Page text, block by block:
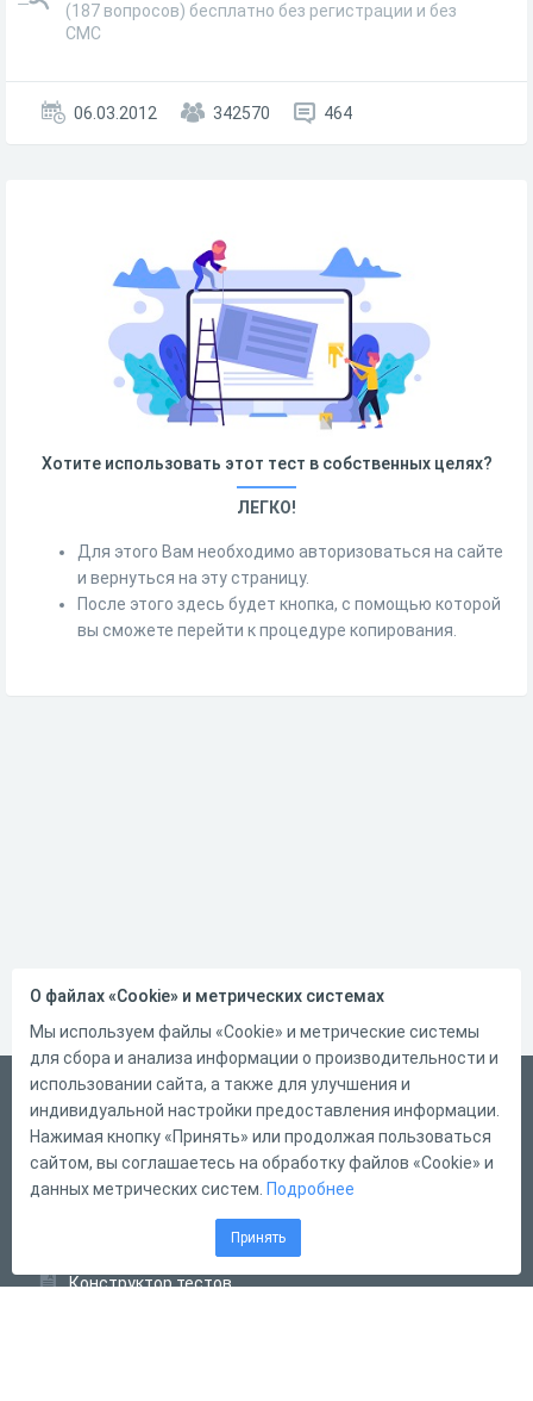
(187 вопросов) бесплатно без регистрации и без
СМС
06.03.2012 342570 464
Хотите использовать этот тест в собственных целях?
ЛЕГКО!
Для этого Вам необходимо авторизоваться на сайте
и вернуться на эту страницу.
После этого здесь будет кнопка, с помощью которой
вы сможете перейти к процедуре копирования.
Русский
Справка
Форма обратной связи
Конструктор тестов
О файлах «Cookie» и метрических системах
Мы используем файлы «Cookie» и метрические системы
для сбора и анализа информации о производительности и
использовании сайта, а также для улучшения и
индивидуальной настройки предоставления информации.
Нажимая кнопку «Принять» или продолжая пользоваться
сайтом, вы соглашаетесь на обработку файлов «Cookie» и
данных метрических систем. Подробнее
Принять